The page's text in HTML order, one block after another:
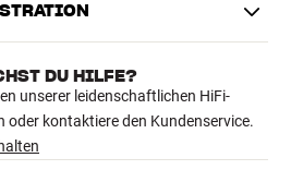
Ja
2
4.7
55 anzeigen
38
DU HILFE?
unserer leidenschaftlichen HiFi-
oder kontaktiere den Kundenservice.